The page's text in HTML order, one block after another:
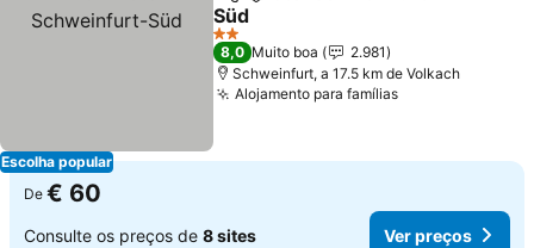
Escolha popular
Süd
Ver preços
2 Estrelas
8,0 Muito boa
2.981
Schweinfurt, a 17.5 km de Volkach
Alojamento para famíliasVer preços
De € 60
Consulte os preços de 8 sites Ver preços